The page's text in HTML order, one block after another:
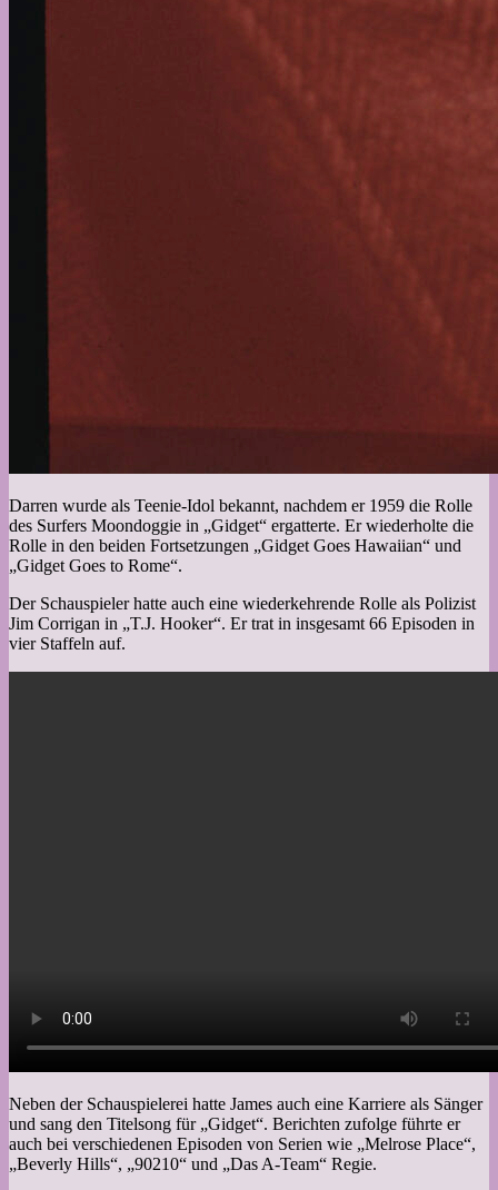
Darren wurde als Teenie-Idol bekannt, nachdem er 1959 die Rolle
des Surfers Moondoggie in „Gidget“ ergatterte. Er wiederholte die
Rolle in den beiden Fortsetzungen „Gidget Goes Hawaiian“ und
„Gidget Goes to Rome“.
Der Schauspieler hatte auch eine wiederkehrende Rolle als Polizist
Jim Corrigan in „T.J. Hooker“. Er trat in insgesamt 66 Episoden in
vier Staffeln auf.
Neben der Schauspielerei hatte James auch eine Karriere als Sänger
und sang den Titelsong für „Gidget“. Berichten zufolge führte er
auch bei verschiedenen Episoden von Serien wie „Melrose Place“,
„Beverly Hills“, „90210“ und „Das A-Team“ Regie.